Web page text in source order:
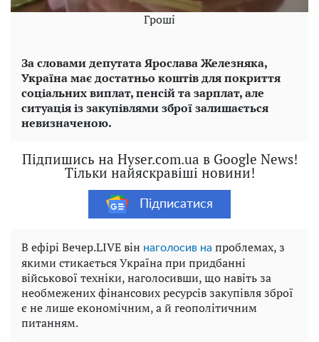
Гроші
За словами депутата Ярослава Железняка,
Україна має достатньо коштів для покриття
соціальних виплат, пенсій та зарплат, але
ситуація із закупівлями зброї залишається
невизначеною.
Підпишись на Hyser.com.ua в Google News!
Тільки найяскравіші новини!
Підписатися
В ефірі Вечер.LIVE він наголосив на проблемах, з
якими стикається Україна при придбанні
військової техніки, наголосивши, що навіть за
необмежених фінансових ресурсів закупівля зброї
є не лише економічним, а й геополітичним
питанням.